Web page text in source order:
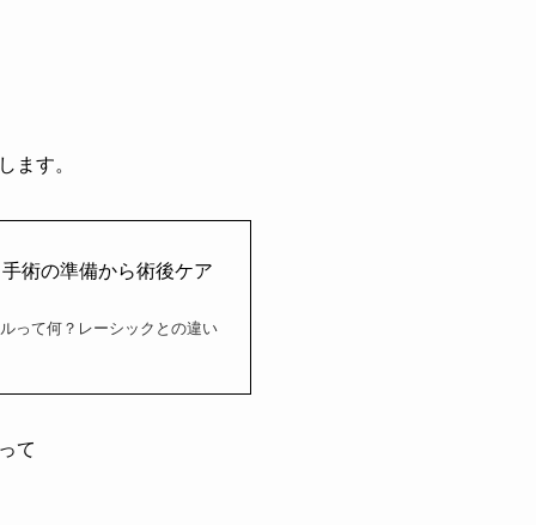
ます。
術の準備から術後ケア
って何？レーシックとの違い
て